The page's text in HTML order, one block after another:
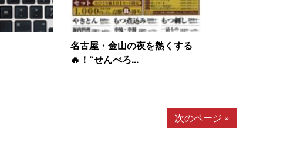
名古屋・金山の夜を熱くする
🔥！“せんべろ...
次のページ »